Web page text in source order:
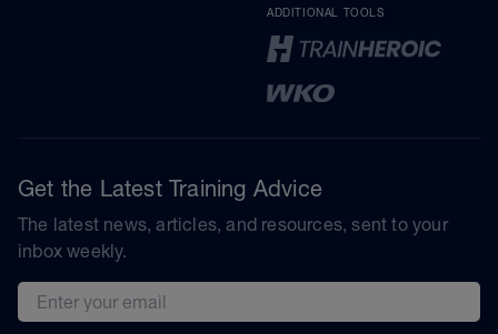
ADDITIONAL TOOLS
Get the Latest Training Advice
The latest news, articles, and resources, sent to your
inbox weekly.
Email address